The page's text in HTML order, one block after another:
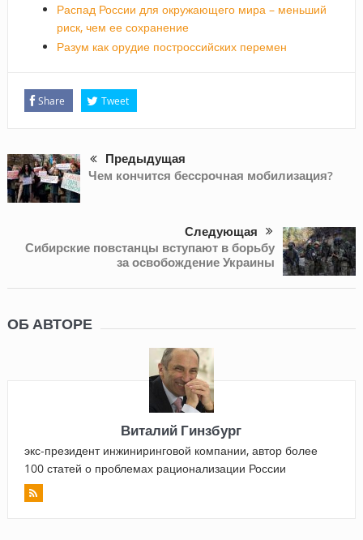
Распад России для окружающего мира – меньший
риск, чем ее сохранение
Разум как орудие построссийских перемен
Share Tweet
Предыдущая
Чем кончится бессрочная мобилизация?
Следующая
Сибирские повстанцы вступают в борьбу
за освобождение Украины
ОБ АВТОРЕ
Виталий Гинзбург
экс-президент инжиниринговой компании, автор более
100 статей о проблемах рационализации России